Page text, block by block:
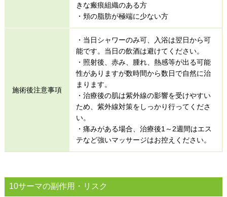
きな瘢痕組織のある方​​
・頬の脂肪が極端に少ない方​
施術後注意事項
・当日シャワーのみ可、入浴は翌日から可
能です。当日の飲酒は避けてください。​​
・照射後、赤み、腫れ、熱感等が出る可能
性がありますが数時間から数日で自然に治
まります。​​
・治療後の肌は紫外線の影響を受けやすい
ため、紫外線対策をしっかり行ってくださ
い。​​​​
・痛みがある場合、治療後1～2週間はエス
テなど強いマッサージはお控えください。
10サーマの副作用・リスク